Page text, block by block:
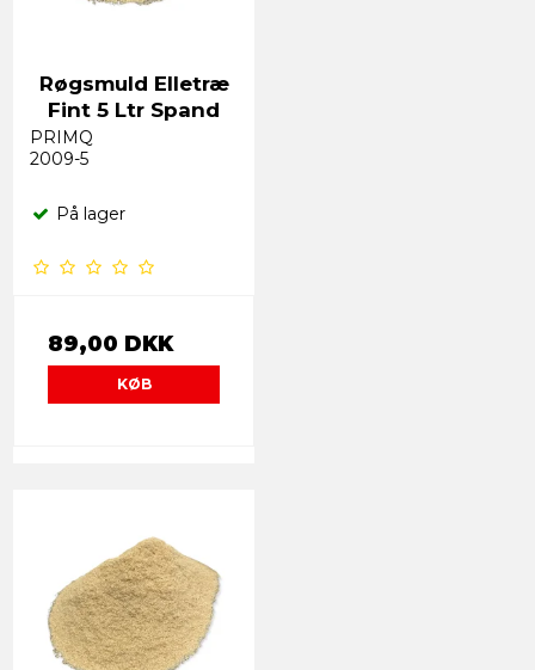
Røgsmuld Elletræ
Fint 5 Ltr Spand
PRIMQ
2009-5
På lager
89,00 DKK
KØB